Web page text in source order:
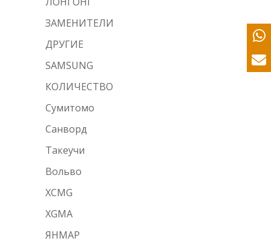
ЗАМЕНИТЕЛИ
ДРУГИЕ
SAMSUNG
КОЛИЧЕСТВО
Сумитомо
Санворд
Такеучи
Вольво
XCMG
XGMA
ЯНМАР